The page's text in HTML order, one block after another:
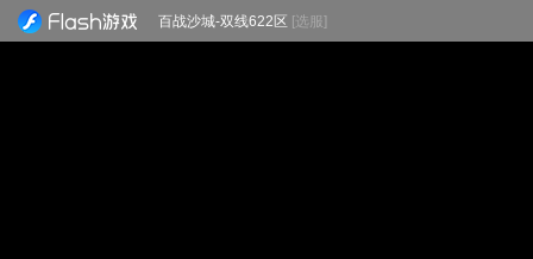
百战沙城-双线622区 [选服]